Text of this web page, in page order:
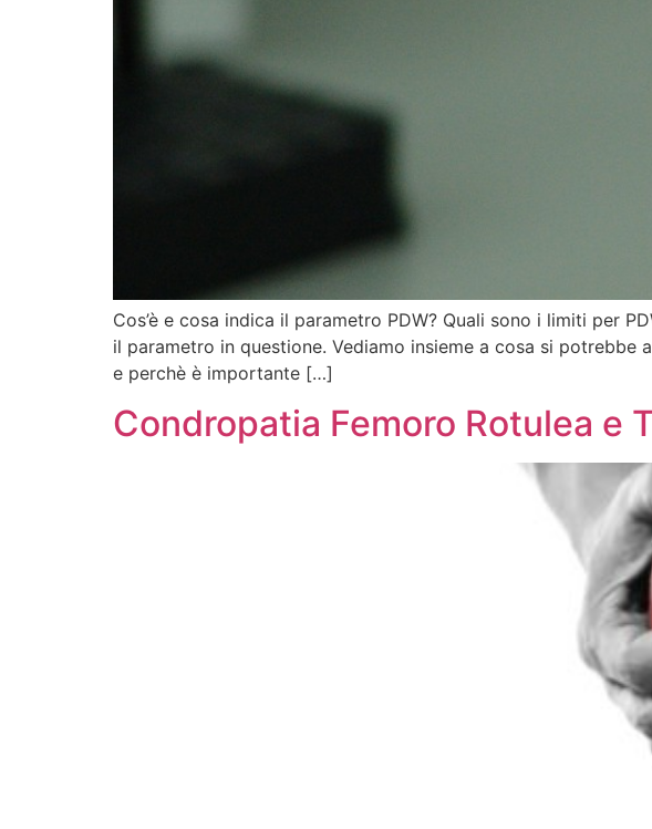
Cos’è e cosa indica il parametro PDW? Quali sono i limiti per
il parametro in questione. Vediamo insieme a cosa si
e perchè è importante […]
Condropatia Femoro Rotulea e